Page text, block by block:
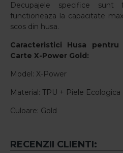
Decupajele specifice sunt
functioneaza la capacitate
scos din husa.
Caracteristici Husa pentru
Carte X-Power Gold:
Model: X-Power
Material: TPU + Piele Ecologica
Culoare: Gold
RECENZII CLIENTI: